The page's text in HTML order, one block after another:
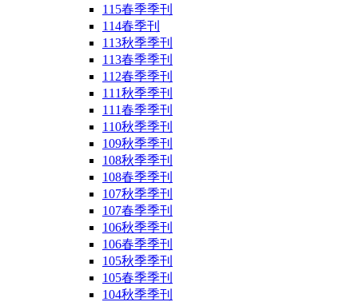
115春季季刊
114春季刊
113秋季季刊
113春季季刊
112春季季刊
111秋季季刊
111春季季刊
110秋季季刊
109秋季季刊
108秋季季刊
108春季季刊
107秋季季刊
107春季季刊
106秋季季刊
106春季季刊
105秋季季刊
105春季季刊
104秋季季刊